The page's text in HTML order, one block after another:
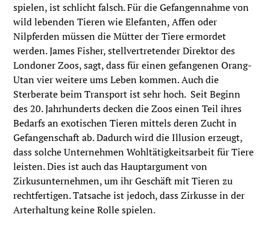
spielen, ist schlicht falsch. Für die Gefangennahme von
wild lebenden Tieren wie Elefanten, Affen oder
Nilpferden müssen die Mütter der Tiere ermordet
werden. James Fisher, stellvertretender Direktor des
Londoner Zoos, sagt, dass für einen gefangenen Orang-
Utan vier weitere ums Leben kommen. Auch die
Sterberate beim Transport ist sehr hoch. Seit Beginn
des 20. Jahrhunderts decken die Zoos einen Teil ihres
Bedarfs an exotischen Tieren mittels deren Zucht in
Gefangenschaft ab. Dadurch wird die Illusion erzeugt,
dass solche Unternehmen Wohltätigkeitsarbeit für Tiere
leisten. Dies ist auch das Hauptargument von
Zirkusunternehmen, um ihr Geschäft mit Tieren zu
rechtfertigen. Tatsache ist jedoch, dass Zirkusse in der
Arterhaltung keine Rolle spielen.